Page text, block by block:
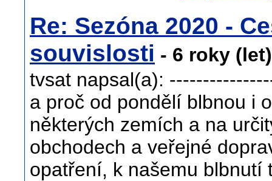
Re: Sezóna 2020 -
souvislosti - 6 roky
tvsat napsal(a):
a proč od pondělí blbnou i
některých zemích a na
obchodech a veřejné
opatření, k našemu blbnutí